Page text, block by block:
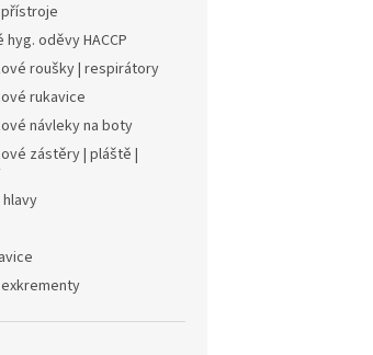
oděvy HACCP
roušky | respirátory
rukavice
návleky na boty
zástěry | pláště |